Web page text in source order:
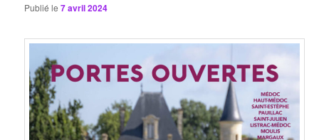
Publié le7 avril 2024